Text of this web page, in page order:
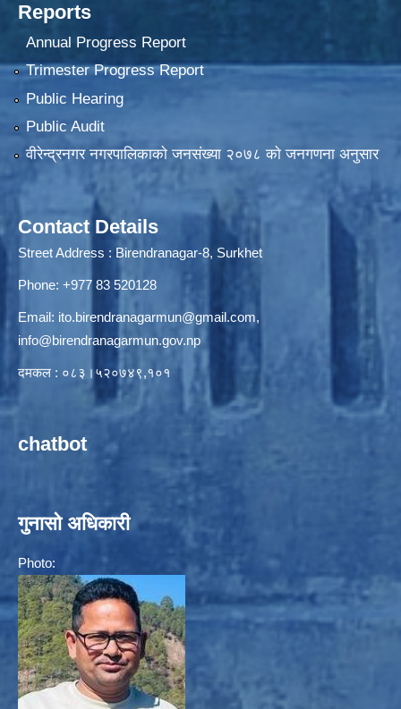
Reports
Annual Progress Report
Trimester Progress Report
Public Hearing
Public Audit
वीरेन्द्रनगर नगरपालिकाकाे जनसंख्या २०७८ काे जनगणना अनुसार
Contact Details
Street Address : Birendranagar-8, Surkhet
Phone: +977 83 520128
Email: ito.birendranagarmun@gmail.com,
info@birendranagarmun.gov.np
दमकल : ०८३।५२०७४९,१०१
chatbot
गुनासो अधिकारी
Photo: